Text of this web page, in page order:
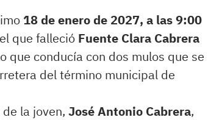
18 de enero de 2027, a las 9:00
que falleció Fuente Clara Cabrera
que conducía con dos mulos que se
del término municipal de
la joven, José Antonio Cabrera,